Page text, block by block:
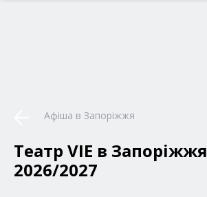
Афіша в Запоріжжя
Театр VIE в Запоріжжя
2026/2027